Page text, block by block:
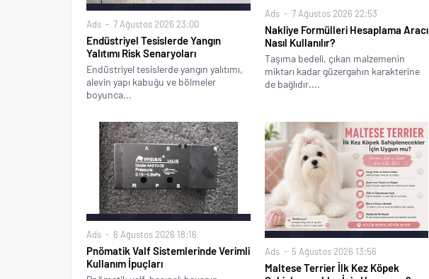
Ads 7 Ağustos 2026 23:00
Endüstriyel Tesislerde Yangın
Yalıtımı Risk Senaryoları
Endüstriyel tesislerde yangın yalıtımı,
alevin yapı kabuğu ve bölmeler
boyunca...
Ads 7 Ağustos 2026 22:53
Nakliye Formülleri Hesaplama Aracı
Nasıl Kullanılır?
Taşıma bedeli, çıkan malzemenin
miktarı kadar güzergahın karakterine
de bağlıdır....
Ads 6 Ağustos 2026 18:16
Pnömatik Valf Sistemlerinde Verimli
Kullanım İpuçları
Ads 5 Ağustos 2026 13:56
Maltese Terrier İlk Kez Köpek